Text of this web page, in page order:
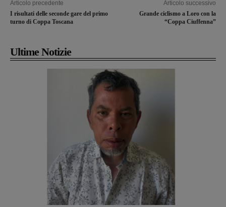
Articolo precedente
I risultati delle seconde gare del primo
turno di Coppa Toscana
Articolo successivo
Grande ciclismo a Loro con la
“Coppa Ciuffenna”
Ultime Notizie